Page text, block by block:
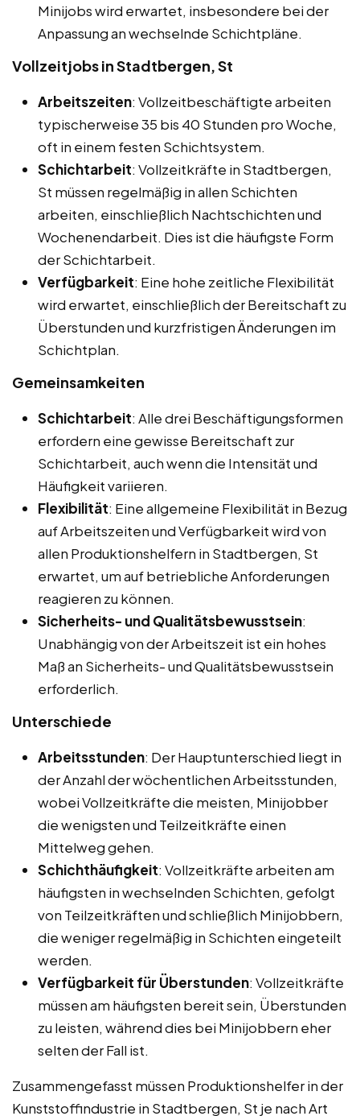
Minijobs wird erwartet, insbesondere bei der
Anpassung an wechselnde Schichtpläne.
Vollzeitjobs in Stadtbergen, St
Arbeitszeiten: Vollzeitbeschäftigte arbeiten
typischerweise 35 bis 40 Stunden pro Woche,
oft in einem festen Schichtsystem.
Schichtarbeit: Vollzeitkräfte in Stadtbergen,
St müssen regelmäßig in allen Schichten
arbeiten, einschließlich Nachtschichten und
Wochenendarbeit. Dies ist die häufigste Form
der Schichtarbeit.
Verfügbarkeit: Eine hohe zeitliche Flexibilität
wird erwartet, einschließlich der Bereitschaft zu
Überstunden und kurzfristigen Änderungen im
Schichtplan.
Gemeinsamkeiten
Schichtarbeit: Alle drei Beschäftigungsformen
erfordern eine gewisse Bereitschaft zur
Schichtarbeit, auch wenn die Intensität und
Häufigkeit variieren.
Flexibilität: Eine allgemeine Flexibilität in Bezug
auf Arbeitszeiten und Verfügbarkeit wird von
allen Produktionshelfern in Stadtbergen, St
erwartet, um auf betriebliche Anforderungen
reagieren zu können.
Sicherheits- und Qualitätsbewusstsein:
Unabhängig von der Arbeitszeit ist ein hohes
Maß an Sicherheits- und Qualitätsbewusstsein
erforderlich.
Unterschiede
Arbeitsstunden: Der Hauptunterschied liegt in
der Anzahl der wöchentlichen Arbeitsstunden,
wobei Vollzeitkräfte die meisten, Minijobber
die wenigsten und Teilzeitkräfte einen
Mittelweg gehen.
Schichthäufigkeit: Vollzeitkräfte arbeiten am
häufigsten in wechselnden Schichten, gefolgt
von Teilzeitkräften und schließlich Minijobbern,
die weniger regelmäßig in Schichten eingeteilt
werden.
Verfügbarkeit für Überstunden: Vollzeitkräfte
müssen am häufigsten bereit sein, Überstunden
zu leisten, während dies bei Minijobbern eher
selten der Fall ist.
Zusammengefasst müssen Produktionshelfer in der
Kunststoffindustrie in Stadtbergen, St je nach Art